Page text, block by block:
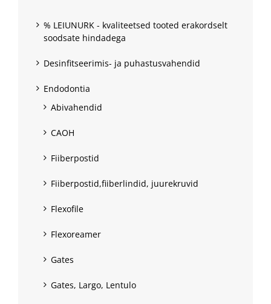
% LEIUNURK - kvaliteetsed tooted erakordselt
soodsate hindadega
Desinfitseerimis- ja puhastusvahendid
Endodontia
Abivahendid
CAOH
Fiiberpostid
Fiiberpostid,fiiberlindid, juurekruvid
Flexofile
Flexoreamer
Gates
Gates, Largo, Lentulo